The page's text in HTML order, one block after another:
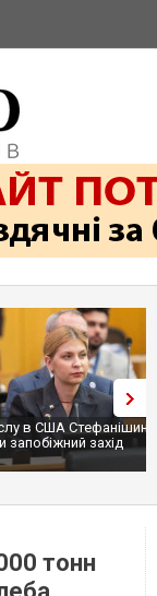
в США
запобіжний захід
тонн